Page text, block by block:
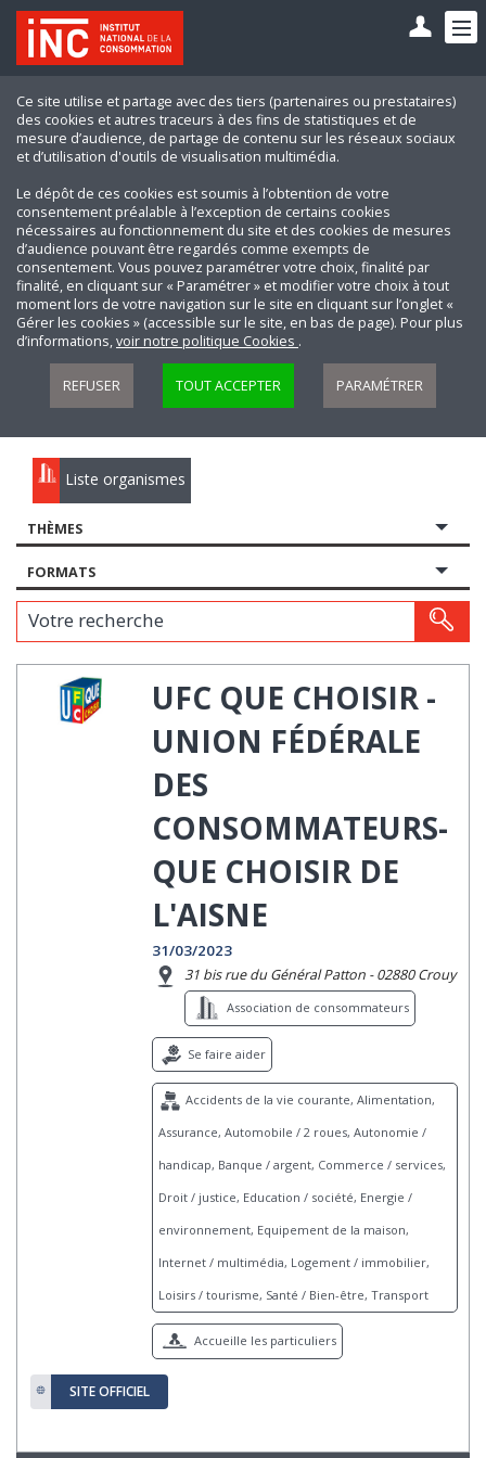
Ce site utilise et partage avec des tiers (partenaires ou prestataires)
des cookies et autres traceurs à des fins de statistiques et de
mesure d’audience, de partage de contenu sur les réseaux sociaux
et d’utilisation d'outils de visualisation multimédia.
Le dépôt de ces cookies est soumis à l’obtention de votre
consentement préalable à l’exception de certains cookies
nécessaires au fonctionnement du site et des cookies de mesures
d’audience pouvant être regardés comme exempts de
consentement. Vous pouvez paramétrer votre choix, finalité par
finalité, en cliquant sur « Paramétrer » et modifier votre choix à tout
moment lors de votre navigation sur le site en cliquant sur l’onglet «
Gérer les cookies » (accessible sur le site, en bas de page). Pour plus
d’informations,voir notre politique Cookies .
REFUSER TOUT ACCEPTER PARAMÉTRER
Liste organismes
THÈMES
FORMATS
Votre recherche
UFC QUE CHOISIR -
UNION FÉDÉRALE
DES
CONSOMMATEURS-
QUE CHOISIR DE
L'AISNE
31/03/2023
31 bis rue du Général Patton - 02880 Crouy
Association de consommateurs
Se faire aider
Accidents de la vie courante, Alimentation,
Assurance, Automobile / 2 roues, Autonomie /
handicap, Banque / argent, Commerce / services,
Droit / justice, Education / société, Energie /
environnement, Equipement de la maison,
Internet / multimédia, Logement / immobilier,
Loisirs / tourisme, Santé / Bien-être, Transport
Accueille les particuliers
SITE OFFICIEL